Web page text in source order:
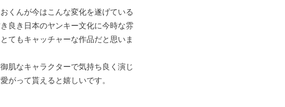
くんが今はこんな変化を遂げている
良き日本のヤンキー文化に今時な雰
てもキャッチャーな作品だと思いま
肌なキャラクターで気持ち良く演じ
がって貰えると嬉しいです。